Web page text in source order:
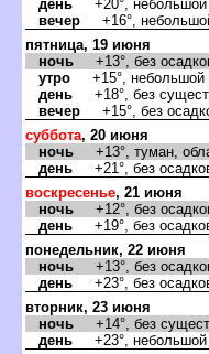
день +20°, небольшой
ечер +16°,
пятница, 19 июня
ночь +13°, без
утро +15°, небольшой
день +18°, без
ечер +15°, без
суббота, 20 июня
ночь +13°, туман,
день +21°, без
оскресенье, 21 июня
ночь +12°, без
день +19°, без
понедельник, 22 июня
ночь +13°, без
день +23°, без
торник, 23 июня
ночь +14°, без
день +23°, небольшой